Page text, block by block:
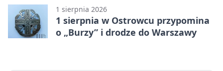
(Grupa IV)
1 sierpnia 2026
1 sierpnia w Ostrowcu przypomina
o „Burzy” i drodze do Warszawy